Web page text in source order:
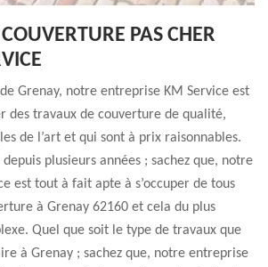
PAS CHER
Grenay, notre entreprise KM Service est
des travaux de couverture de qualité,
de l’art et qui sont à prix raisonnables.
plusieurs années ; sachez que, notre
est tout à fait apte à s’occuper de tous
à Grenay 62160 et cela du plus
Quel que soit le type de travaux que
à Grenay ; sachez que, notre entreprise